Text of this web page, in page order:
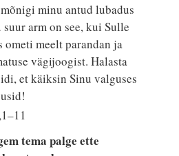
minu antud lubadus
arm on see, kui Sulle
ometi meelt parandan ja
vägijoogist. Halasta
et käiksin Sinu valguses
tema palge ette